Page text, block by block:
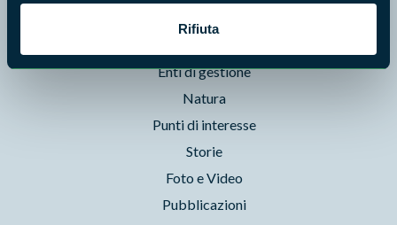
Rifiuta
Enti di gestione
Natura
Punti di interesse
Storie
Foto e Video
Pubblicazioni